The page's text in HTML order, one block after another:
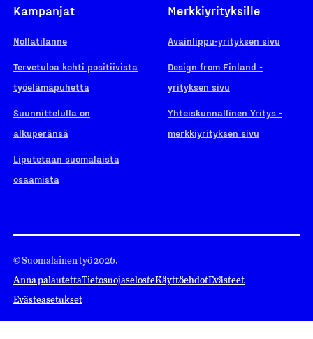
Kampanjat
Nollatilanne
Tervetuloa kohti positiivista
työelämäpuhetta
Suunnittelulla on
alkuperänsä
Liputetaan suomalaista
osaamista
Merkkiyrityksille
Avainlippu-yrityksen sivu
Design from Finland -
yrityksen sivu
Yhteiskunnallinen Yritys -
merkkiyrityksen sivu
© Suomalainen työ 2026.
Anna palautettaTietosuojaselosteKäyttöehdotEvästeet
Evästeasetukset